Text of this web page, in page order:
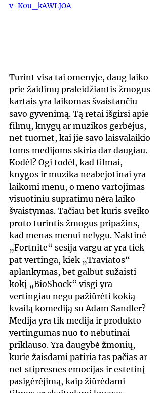
v=K0u_kAWLJOA
Turint visa tai omenyje, daug laiko
prie žaidimų praleidžiantis žmogus
kartais yra laikomas švaistančiu
savo gyvenimą. Tą retai išgirsi apie
filmų, knygų ar muzikos gerbėjus,
net tuomet, kai jie savo laisvalaikio
toms medijoms skiria dar daugiau.
Kodėl? Ogi todėl, kad filmai,
knygos ir muzika neabejotinai yra
laikomi menu, o meno vartojimas
visuotiniu supratimu nėra laiko
švaistymas. Tačiau bet kuris sveiko
proto turintis žmogus pripažins,
kad menas menui nelygu. Naktinė
„Fortnite“ sesija vargu ar yra tiek
pat vertinga, kiek „Traviatos“
aplankymas, bet galbūt sužaisti
kokį „BioShock“ visgi yra
vertingiau negu pažiūrėti kokią
kvailą komediją su Adam Sandler?
Medija yra tik medija ir produkto
vertingumas nuo to nebūtinai
priklauso. Yra daugybė žmonių,
kurie žaisdami patiria tas pačias ar
net stipresnes emocijas ir estetinį
pasigėrėjimą, kaip žiūrėdami